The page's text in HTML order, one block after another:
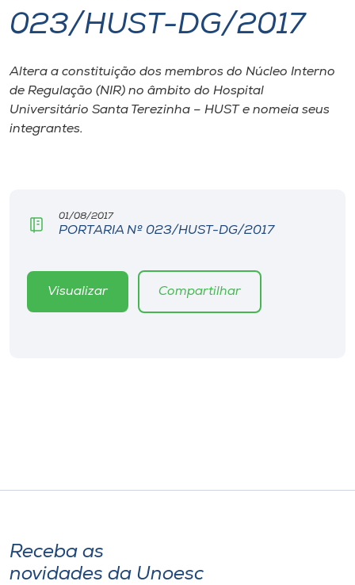
I.nova
Diplomados
Cultura
Biblioteca
Editora
Rádio
023/HUST-DG/2017
Altera a constituição dos membros do Núcleo Interno
de Regulação (NIR) no âmbito do Hospital
Universitário Santa Terezinha – HUST e nomeia seus
integrantes.
01/08/2017
PORTARIA Nº 023/HUST-DG/2017
Visualizar Compartilhar
Receba as
novidades da Unoesc